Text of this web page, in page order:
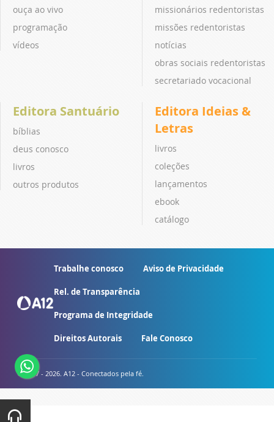
ouça ao vivo
programação
vídeos
missionários redentoristas
missões redentoristas
notícias
obras sociais redentoristas
secretariado vocacional
Editora Santuário
bíblias
deus conosco
livros
outros produtos
Editora Ideias &
Letras
livros
coleções
lançamentos
ebook
catálogo
Trabalhe conosco Aviso de Privacidade
Rel. de Transparência
Programa de Integridade
Direitos Autorais Fale Conosco
© 2007 - 2026. A12 - Conectados pela fé.